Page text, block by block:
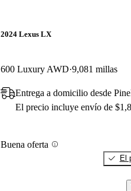
2024 Lexus LX
600 Luxury AWD 9,081 millas
Entrega a domicilio desde
El precio incluye envío de
Buena oferta
El